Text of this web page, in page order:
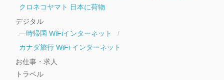
クロネコヤマト 日本に荷物
デジタル
一時帰国 WiFiインターネット
カナダ旅行 WiFi インターネット
お仕事・求人
トラベル